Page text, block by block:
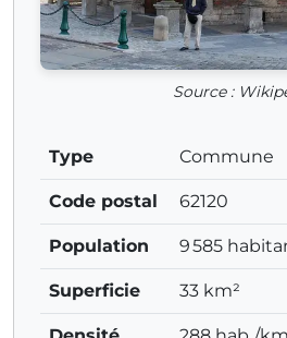
Source :
Type Commune
Code postal 62120
Population 9 585
Superficie 33 km²